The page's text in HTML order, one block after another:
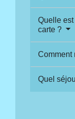
Quelle
carte ?
Comment
Quel